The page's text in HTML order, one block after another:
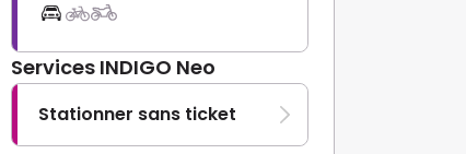
Services INDIGO Neo
Stationner sans ticket